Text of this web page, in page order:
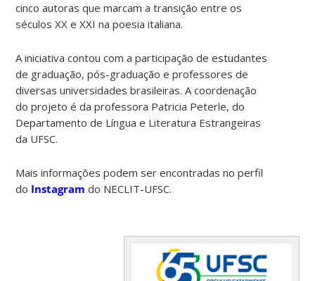
cinco autoras que marcam a transição entre os
séculos XX e XXI na poesia italiana.
A iniciativa contou com a participação de estudantes
de graduação, pós-graduação e professores de
diversas universidades brasileiras. A coordenação
do projeto é da professora Patricia Peterle, do
Departamento de Língua e Literatura Estrangeiras
da UFSC.
Mais informações podem ser encontradas no perfil
do Instagramdo NECLIT-UFSC.